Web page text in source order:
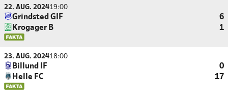
22. AUG. 202419:00
Grindsted GIF
6
Krogager B
1
23. AUG. 202418:00
Billund IF
0
Helle FC
17